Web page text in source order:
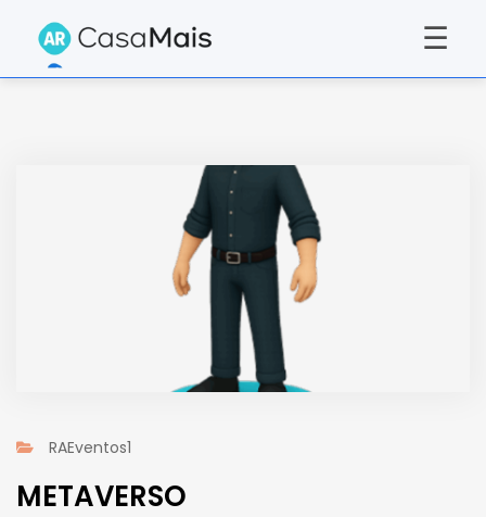
☰
RAEventos1
METAVERSO